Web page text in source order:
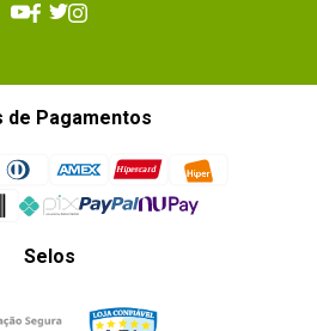
de Pagamentos
Selos